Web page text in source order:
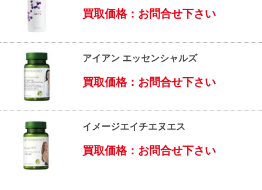
買取価格：お問合せ下さい
アイアン エッセンシャルズ
買取価格：お問合せ下さい
イメージエイチエヌエス
買取価格：お問合せ下さい